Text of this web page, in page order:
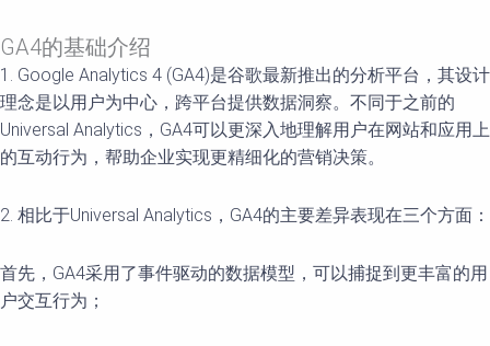
GA4的基础介绍
1. Google Analytics 4 (GA4)是谷歌最新推出的分析平台，其设计
理念是以用户为中心，跨平台提供数据洞察。不同于之前的
Universal Analytics，GA4可以更深入地理解用户在网站和应用上
的互动行为，帮助企业实现更精细化的营销决策。
2. 相比于Universal Analytics，GA4的主要差异表现在三个方面：
首先，GA4采用了事件驱动的数据模型，可以捕捉到更丰富的用
户交互行为；